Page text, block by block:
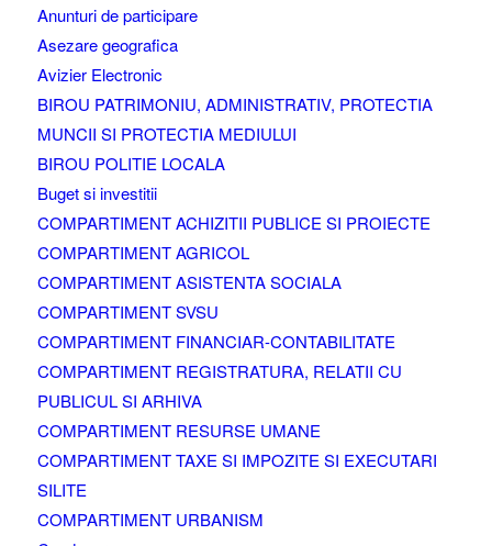
Anunturi de participare
Asezare geografica
Avizier Electronic
BIROU PATRIMONIU, ADMINISTRATIV, PROTECTIA
MUNCII SI PROTECTIA MEDIULUI
BIROU POLITIE LOCALA
Buget si investitii
COMPARTIMENT ACHIZITII PUBLICE SI PROIECTE
COMPARTIMENT AGRICOL
COMPARTIMENT ASISTENTA SOCIALA
COMPARTIMENT SVSU
COMPARTIMENT FINANCIAR-CONTABILITATE
COMPARTIMENT REGISTRATURA, RELATII CU
PUBLICUL SI ARHIVA
COMPARTIMENT RESURSE UMANE
COMPARTIMENT TAXE SI IMPOZITE SI EXECUTARI
SILITE
COMPARTIMENT URBANISM